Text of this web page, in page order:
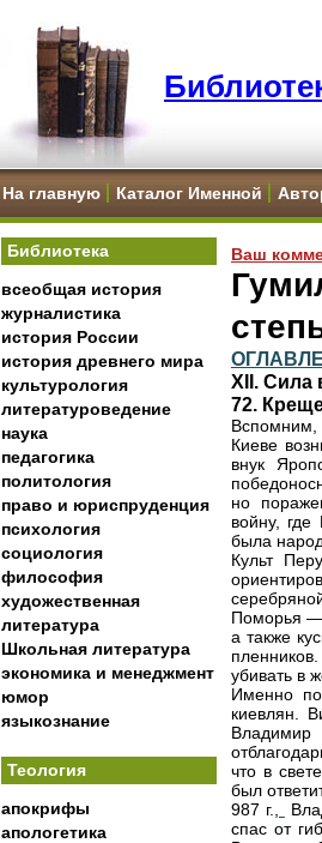
На главную Каталог Именной
Библиотека
всеобщая история
журналистика
история России
история древнего мира
культурология
литературоведение
наука
педагогика
политология
право и юриспруденция
психология
социология
философия
художественная
литература
Школьная литература
экономика и менеджмент
юмор
языкознание
Теология
апокрифы
апологетика
Ваш
XII. Сила
72.
Вспомним,
Киеве
внук
но
войну,
была
Культ
Поморья —
а также
убивать в
Именно
киевлян.
Владимир
что в
был
987 г.,
спас от